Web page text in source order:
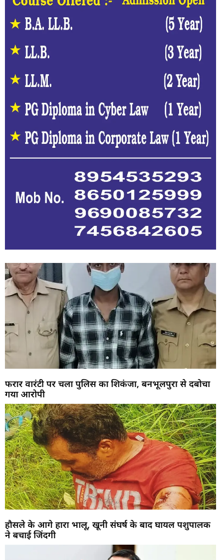
फरार वारंटी पर चला पुलिस का शिकंजा, बनभूलपुरा से दबोचा
गया आरोपी
हौसले के आगे हारा भालू, खूनी संघर्ष के बाद घायल पशुपालक
ने बचाई जिंदगी